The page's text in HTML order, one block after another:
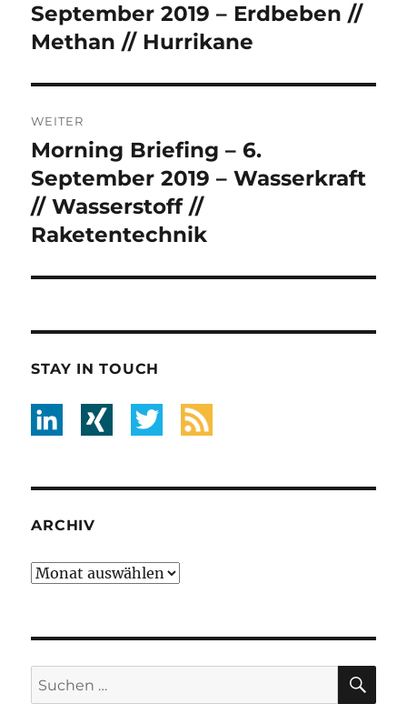
Beitrag:
September 2019 – Erdbeben //
Methan // Hurrikane
WEITER
Nächster
Beitrag:
Morning Briefing – 6.
September 2019 – Wasserkraft
// Wasserstoff //
Raketentechnik
STAY IN TOUCH
ARCHIV
Archiv
Suche
nach: